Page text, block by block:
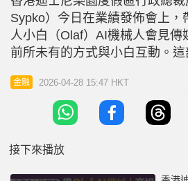
Sypko）今日在業績發佈會上，
人小白（Olaf）AI機械人會見傳
前所未有的方式與小白互動。
人是基於英偉達的AI機械人框
達行政總裁黃仁勳已帶同小白
亮相，據報價值100萬美元。 施
介紹AI機械人小白登場，小白隨
金融 2026-04-28 15:47 HKT
接下來播放